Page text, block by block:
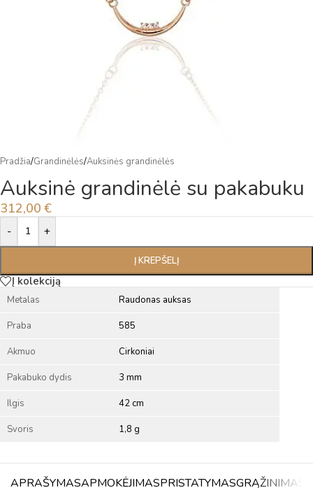
Pradžia/Grandinėlės/Auksinės grandinėlės
Auksinė grandinėlė su pakabuku
312,00 €
- +
Į KREPŠELĮ
Alternative:
Į kolekciją
Metalas Raudonas auksas
Praba 585
Akmuo Cirkoniai
Pakabuko dydis 3 mm
Ilgis 42 cm
Svoris 1,8 g
APRAŠYMASAPMOKĖJIMASPRISTATYMASGRĄŽINIMAS